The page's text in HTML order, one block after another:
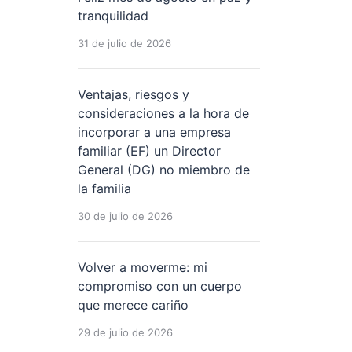
tranquilidad
31 de julio de 2026
Ventajas, riesgos y
consideraciones a la hora de
incorporar a una empresa
familiar (EF) un Director
General (DG) no miembro de
la familia
30 de julio de 2026
Volver a moverme: mi
compromiso con un cuerpo
que merece cariño
29 de julio de 2026